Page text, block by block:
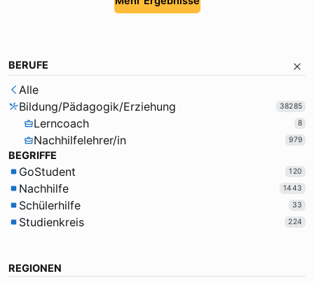
BERUFE
Alle
Bildung/Pädagogik/Erziehung
38285
Lerncoach 8
Nachhilfelehrer/in 979
BEGRIFFE
GoStudent 120
Nachhilfe 1443
Schülerhilfe 33
Studienkreis 224
REGIONEN